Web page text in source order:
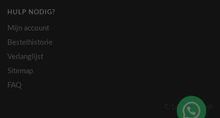
HULP NODIG?
Mijn account
Bestelhistorie
Verlanglijst
Sitemap
FAQ
© Lovely Label